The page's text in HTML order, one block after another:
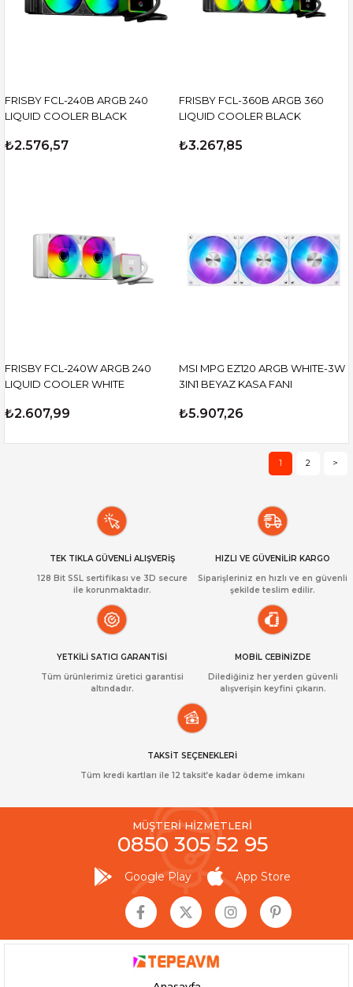
FRISBY FCL-240B ARGB 240
LIQUID COOLER BLACK
₺2.576,57
FRISBY FCL-360B ARGB 360
LIQUID COOLER BLACK
₺3.267,85
FRISBY FCL-240W ARGB 240
LIQUID COOLER WHITE
₺2.607,99
MSI MPG EZ120 ARGB WHITE-3W
3IN1 BEYAZ KASA FANI
₺5.907,26
1 2 >
TEK TIKLA GÜVENLİ ALIŞVERİŞ
128 Bit SSL sertifikası ve 3D secure
ile korunmaktadır.
HIZLI VE GÜVENİLİR KARGO
Siparişleriniz en hızlı ve en güvenli
şekilde teslim edilir.
YETKİLİ SATICI GARANTİSİ
Tüm ürünlerimiz üretici garantisi
altındadır.
MOBİL CEBİNİZDE
Dilediğiniz her yerden güvenli
alışverişin keyfini çıkarın.
TAKSİT SEÇENEKLERİ
Tüm kredi kartları ile 12 taksit’e kadar ödeme imkanı
MÜŞTERİ HİZMETLERİ
0850 305 52 95
Google Play App Store